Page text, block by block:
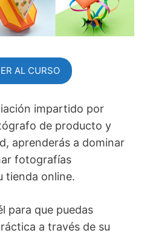
AL CURSO
impartido por
de producto y
aprenderás a dominar
fotografías
tienda online.
para que puedas
a través de su